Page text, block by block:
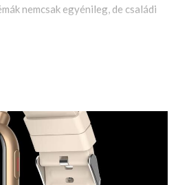
nemcsak egyénileg, de családi